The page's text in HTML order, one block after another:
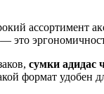
ассортимент
сумки адидас
формат удобен